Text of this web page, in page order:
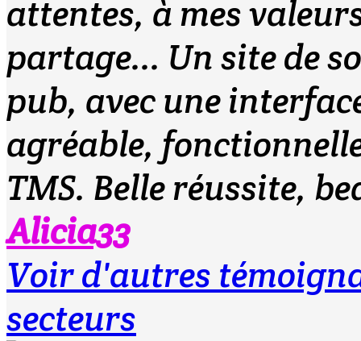
attentes, à mes
partage... Un site de
pub, avec une
agréable,
TMS. Belle réussite,
Alicia33
Voir d'autres
secteurs